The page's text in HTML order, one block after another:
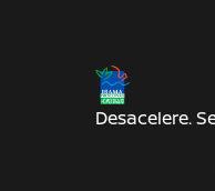
Desacelere.